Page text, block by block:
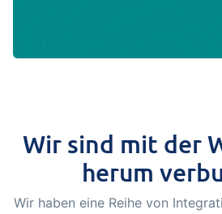
Wir sind mit der
herum
Wir haben eine Reihe von